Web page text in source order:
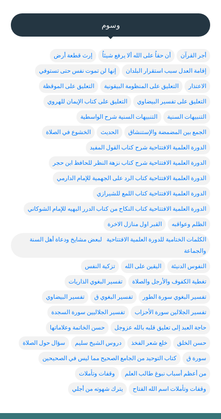
وسوم
أجر القرآن أن حقاُ على الله ألا يرفع شيئاُ إرث قطعة أرض
إقامة العدل سبب استقرار البلدان إنها لن تموت نفس حتى تستوفي
الاعتذار التعليق على المنظومة البيقونية التعليق على الموقظة
التعليق على تفسير البيضاوي التعليق على كتاب الإيمان للهروي
التنبيهات السنية التنبيهات السنية شرح الواسطية
الجمع بين المضمضة والإستنشاق الحديث الخشوع في الصلاة
الدورة العلمية الافتتاحية شرح كتاب القول المفيد
الدورة العلمية الافتتاحية شرح كتاب نزهة النظر للحافظ ابن حجر
الدورة العلمية الافتتاحية كتاب الرد على الجهمية للإمام الدارمي
الدورة العلمية الافتتاحية كتاب اللمع للشيرازي
الدورة العلمية الافتتاحية كتاب النكاح من كتاب الدرر البهيه للإمام الشوكاني
الظلم وعواقبه القبر اول منازل الاخرة
الكلمات الختامية للدورة العلمية الافتتاحية لبعض مشايخ ودعاة أهل السنة
والجماعة
النفوس الدنيئة اليقين على الله تزكية النفس
تغطية الكفوف والأرجل والصلاة تفسير البغوي الذاريات
تفسير البغوي سورة الطور تفسير البغوي ق تفسير البيضاوي
تفسير الجلالين سورة الأحزاب تفسير الجلاليين سورة السجدة
حاجة العبد إلى تعليق قلبه بالله عزوجل حسن الخاتمة وعلاماتها
حسن الخلق خلع شعر الفخذ دروس الشيخ سليم سؤال حول الصلاة
سورة ق كتاب التوحيد من الجامع الصحيح مما ليس في الصحيحين
من أعظم أسباب نبوغ طالب العلم وقفات وتأملات
وقفات وتأملات اسم الله الفتاح يترك شهوته من أجلي